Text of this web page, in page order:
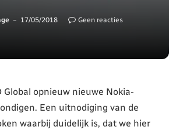
17/05/2018
Geen reacties
Global opnieuw nieuwe Nokia-
Een uitnodiging van de
waarbij duidelijk is, dat we hier